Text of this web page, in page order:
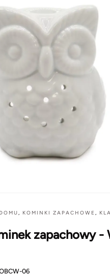
, KOMINKI ZAPACHOWE ,
zapachowy -
06